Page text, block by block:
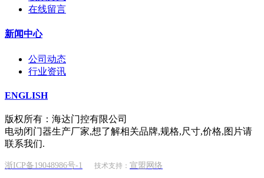
在线留言
新闻中心
公司动态
行业资讯
ENGLISH
版权所有：海达门控有限公司
电动闭门器生产厂家,想了解相关品牌,规格,尺寸,价格,图片请
联系我们.
浙ICP备19048986号-1 技术支持： 宣盟网络